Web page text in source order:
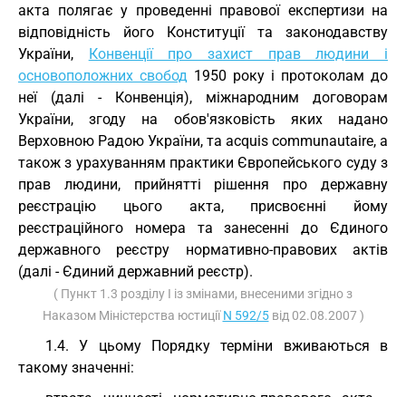
акта полягає у проведенні правової експертизи на
відповідність його Конституції та законодавству
України, Конвенції про захист прав людини і
основоположних свобод 1950 року і протоколам до
неї (далі - Конвенція), міжнародним договорам
України, згоду на обов'язковість яких надано
Верховною Радою України, та acquis communautaire, а
також з урахуванням практики Європейського суду з
прав людини, прийнятті рішення про державну
реєстрацію цього акта, присвоєнні йому
реєстраційного номера та занесенні до Єдиного
державного реєстру нормативно-правових актів
(далі - Єдиний державний реєстр).
( Пункт 1.3 розділу I із змінами, внесеними згідно з
Наказом Міністерства юстиціїN 592/5від 02.08.2007 )
1.4. У цьому Порядку терміни вживаються в
такому значенні: